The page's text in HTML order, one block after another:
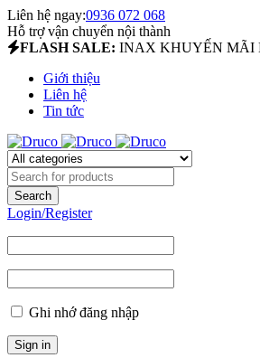
Liên hệ ngay:0936 072 068
Hỗ trợ vận chuyển nội thành
FLASH SALE: INAX KHUYẾN MÃI
Giới thiệu
Liên hệ
Tin tức
Login/Register
Ghi nhớ đăng nhập